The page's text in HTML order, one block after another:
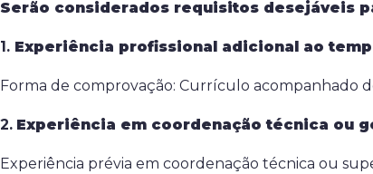
Serão considerados requisitos desejáveis
1. Experiência profissional adicional ao
Forma de comprovação: Currículo acompanhado
2. Experiência em coordenação técnica ou
Experiência prévia em coordenação técnica ou